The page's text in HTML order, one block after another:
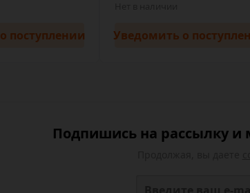
о поступлении Уведомить о
Подпишись на рассылку и